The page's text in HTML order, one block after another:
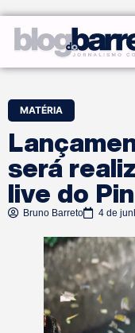
MATÉRIA
será
live do
Bruno Barreto 4 de